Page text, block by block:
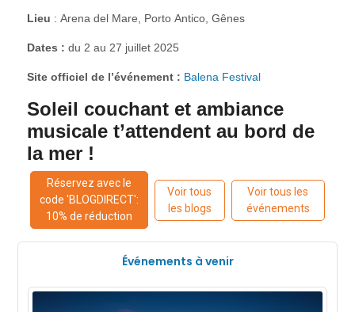
modernes, avec une belle architecture, des musées et une
Lieu : Arena del Mare, Porto Antico, Gênes
Dates : du 2 au 27 juillet 2025
Site officiel de l’événement : Balena Festival
Soleil couchant et ambiance
musicale t’attendent au bord de
la mer !
Réservez avec le
code 'BLOGDIRECT':
10% de réduction
Voir tous
les blogs
Voir tous les
événements
Événements à venir